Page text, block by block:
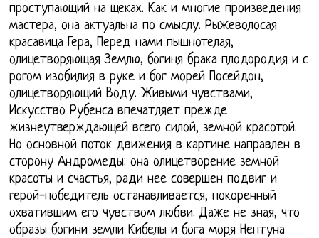
проступающий на щеках. Как и многие произведения
мастера, она актуальна по смыслу. Рыжеволосая
красавица Гера, Перед нами пышнотелая,
олицетворяющая Землю, богиня брака плодородия и с
рогом изобилия в руке и бог морей Посейдон,
олицетворяющий Воду. Живыми чувствами,
Искусство Рубенса впечатляет прежде
жизнеутверждающей всего силой, земной красотой.
Но основной поток движения в картине направлен в
сторону Андромеды: она олицетворение земной
красоты и счастья, ради нее совершен подвиг и
герой-победитель останавливается, покоренный
охватившим его чувством любви. Даже не зная, что
образы богини земли Кибелы и бога моря Нептуна